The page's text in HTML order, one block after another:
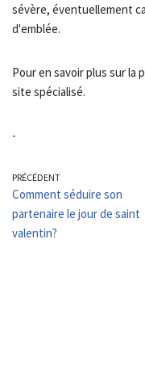
sévère, éventuellement
d'emblée.
Pour en savoir plus sur
site spécialisé.
-
PRÉCÉDENT
Comment séduire son
partenaire le jour de saint
valentin?